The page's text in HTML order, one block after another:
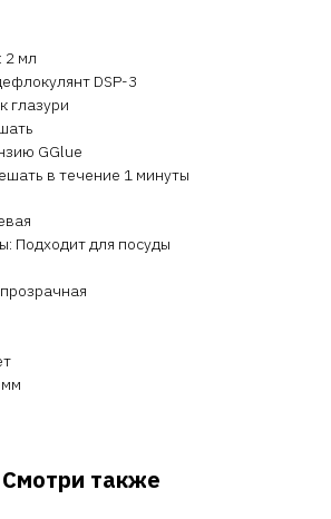
: 2 мл
DSP-3
глазури
GGlue
в течение 1 минуты
Подходит для посуды
Смотри также